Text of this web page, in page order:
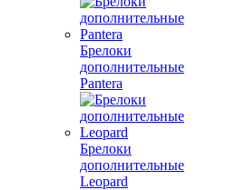
Брелоки
дополнительные
Pantera
Брелоки
дополнительные
Leopard